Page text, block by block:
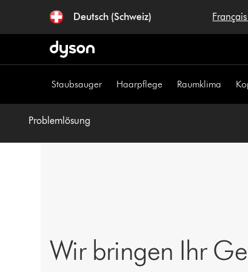
überspringen
Deutsch (Schweiz) Français
Staubsauger Haarpflege Raumklima
Problemlösung
Wir bringen Ihr